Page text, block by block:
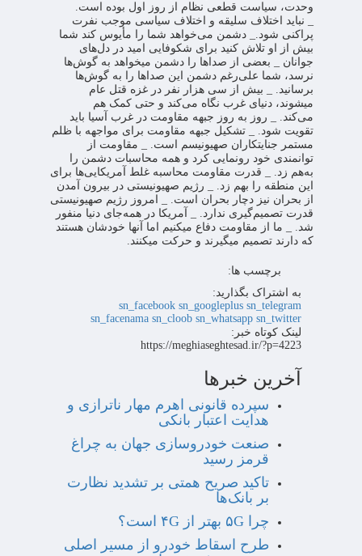
وحدت، سیاست قطعی نظام از روز اول بوده است.
_ نباید اختلاف سلیقه و اختلاف سیاسی موجب نفرت
پراکنی شود. _ دشمن می‌خواهد شما را مأیوس کند شما
بیش از او تلاش کنید برای شکوفایی امید در دل‌های
جوانان _ بعضی از صداها را دشمن میخواهد به گوش‌ها
نرسد، شما علی‌رغم دشمن این صداها را به گوش‌ها
برسانید. _ بیش از سی هزار نفر در غزه قتل عام
میشوند، دنیای غرب نگاه می‌کند و حتی کمک هم
می‌کند. _ روز به روز جبهه مقاومت در غرب آسیا باید
تقویت شود. _ تشکیل جبهه مقاومت برای مواجهه با ظلم
مستمر جنایتکاران صهیونیسم است. _ مقاومت از
توانمندی خود رونمایی کرد و همه محاسبات دشمن را
به‌هم زد. _ قدرت مقاومت محاسبه غلط آمریکایی‌ها برای
این منطقه را بهم زد. _ رژیم صهیونیستی در بیرون آمدن
از بحران نیز دچار بحران است. _ امروز رژیم صهیونیستی
قدرت تصمیم‌گیری ندارد. _ آمریکا در همه‌جای دنیا منفور
شد. _ ما از مقاومت دفاع میکنیم اما آنها خودشان هستند
که دارند تصمیم میگیرند و حرکت میکنند.
برچسب ها:
به اشتراک بگذارید:
sn_facebook sn_googleplus sn_telegram
sn_facenama sn_cloob sn_whatsapp sn_twitter
لینک کوتاه خبر:
https://meghiaseghtesad.ir/?p=4223
آخرین خبرها
سپرده قانونی اهرم مهار ناترازی و
هدایت اعتبار بانکی
صنعت خودروسازی جهان به چراغ
قرمز رسید
تاکید صریح همتی بر تشدید نظارت
بر بانک‌ها
چرا ۵G بهتر از ۴G است؟
طرح اسقاط خودرو از مسیر اصلی